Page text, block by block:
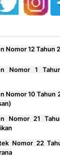
Nomor 12 Tahun
Nomor 1
Nomor 10 Tahun
Nomor 21
Nomor 22